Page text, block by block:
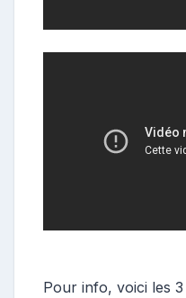
Pour info, voici les